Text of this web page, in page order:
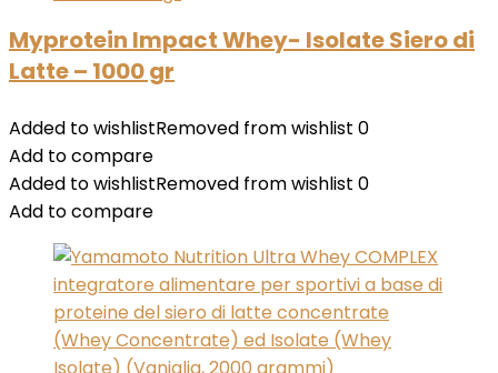
Myprotein Impact Whey- Isolate Siero di
Latte – 1000 gr
Added to wishlistRemoved from wishlist 0
Add to compare
Added to wishlistRemoved from wishlist 0
Add to compare